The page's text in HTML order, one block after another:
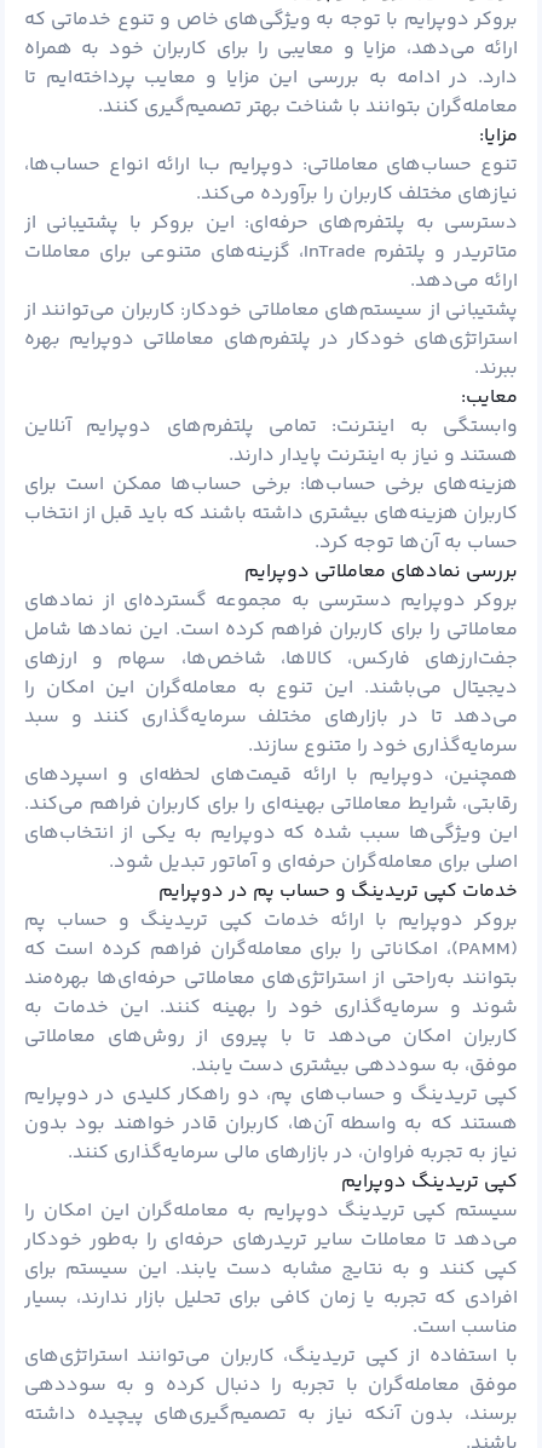
بروکر دوپرایم با توجه به ویژگی‌های خاص و تنوع خدماتی که
ارائه می‌دهد، مزایا و معایبی را برای کاربران خود به همراه
دارد. در ادامه به بررسی این مزایا و معایب پرداخته‌ایم تا
معامله‌گران بتوانند با شناخت بهتر تصمیم‌گیری کنند.
مزایا:
تنوع حساب‌های معاملاتی: دوپرایم با ارائه انواع حساب‌ها،
نیازهای مختلف کاربران را برآورده می‌کند.
دسترسی به پلتفرم‌های حرفه‌ای: این بروکر با پشتیبانی از
متاتریدر و پلتفرم InTrade، گزینه‌های متنوعی برای معاملات
ارائه می‌دهد.
پشتیبانی از سیستم‌های معاملاتی خودکار: کاربران می‌توانند از
استراتژی‌های خودکار در پلتفرم‌های معاملاتی دوپرایم بهره
ببرند.
معایب:
وابستگی به اینترنت: تمامی پلتفرم‌های دوپرایم آنلاین
هستند و نیاز به اینترنت پایدار دارند.
هزینه‌های برخی حساب‌ها: برخی حساب‌ها ممکن است برای
کاربران هزینه‌های بیشتری داشته باشند که باید قبل از انتخاب
حساب به آن‌ها توجه کرد.
بررسی نمادهای معاملاتی دوپرایم
بروکر دوپرایم دسترسی به مجموعه گسترده‌ای از نمادهای
معاملاتی را برای کاربران فراهم کرده است. این نمادها شامل
جفت‌ارزهای فارکس، کالاها، شاخص‌ها، سهام و ارزهای
دیجیتال می‌باشند. این تنوع به معامله‌گران این امکان را
می‌دهد تا در بازارهای مختلف سرمایه‌گذاری کنند و سبد
سرمایه‌گذاری خود را متنوع سازند.
همچنین، دوپرایم با ارائه قیمت‌های لحظه‌ای و اسپردهای
رقابتی، شرایط معاملاتی بهینه‌ای را برای کاربران فراهم می‌کند.
این ویژگی‌ها سبب شده که دوپرایم به یکی از انتخاب‌های
اصلی برای معامله‌گران حرفه‌ای و آماتور تبدیل شود.
خدمات کپی تریدینگ و حساب پم در دوپرایم
بروکر دوپرایم با ارائه خدمات کپی تریدینگ و حساب پم
(PAMM)، امکاناتی را برای معامله‌گران فراهم کرده است که
بتوانند به‌راحتی از استراتژی‌های معاملاتی حرفه‌ای‌ها بهره‌مند
شوند و سرمایه‌گذاری خود را بهینه کنند. این خدمات به
کاربران امکان می‌دهد تا با پیروی از روش‌های معاملاتی
موفق، به سوددهی بیشتری دست یابند.
کپی تریدینگ و حساب‌های پم، دو راهکار کلیدی در دوپرایم
هستند که به واسطه آن‌ها، کاربران قادر خواهند بود بدون
نیاز به تجربه فراوان، در بازارهای مالی سرمایه‌گذاری کنند.
کپی تریدینگ دوپرایم
سیستم کپی تریدینگ دوپرایم به معامله‌گران این امکان را
می‌دهد تا معاملات سایر تریدرهای حرفه‌ای را به‌طور خودکار
کپی کنند و به نتایج مشابه دست یابند. این سیستم برای
افرادی که تجربه یا زمان کافی برای تحلیل بازار ندارند، بسیار
مناسب است.
با استفاده از کپی تریدینگ، کاربران می‌توانند استراتژی‌های
موفق معامله‌گران با تجربه را دنبال کرده و به سوددهی
برسند، بدون آنکه نیاز به تصمیم‌گیری‌های پیچیده داشته